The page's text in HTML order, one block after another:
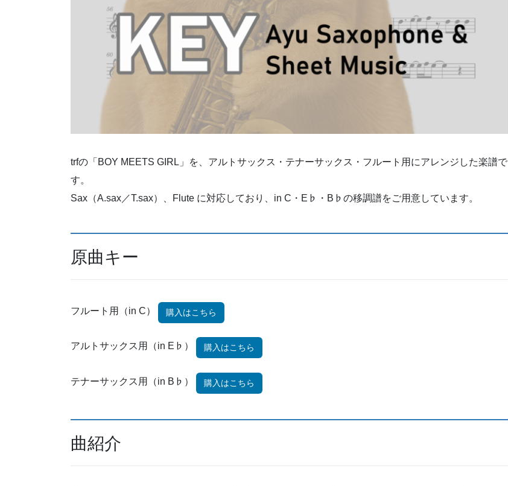
trfの「BOY MEETS GIRL」を、アルトサックス・テナーサックス・フルート用にアレンジした楽譜で
す。
Sax（A.sax／T.sax）、Flute に対応しており、in C・E♭・B♭の移調譜をご用意しています。
原曲キー
フルート用（in C） 購入はこちら
アルトサックス用（in E♭） 購入はこちら
テナーサックス用（in B♭） 購入はこちら
曲紹介